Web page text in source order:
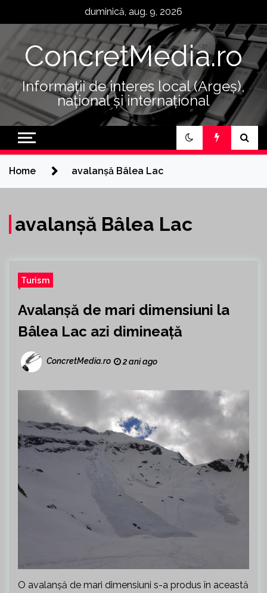
duminică, aug. 9, 2026
ConcretMedia.ro
Informații de interes local (Argeș),
național și internațional
Home avalanșă Bâlea Lac
avalanșă Bâlea Lac
Turism
Avalanșă de mari dimensiuni la
Bâlea Lac azi dimineață
ConcretMedia.ro 2 ani ago
O avalanşă de mari dimensiuni s-a produs în această